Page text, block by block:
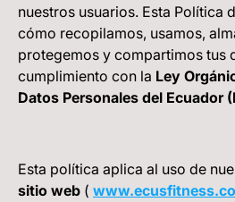
nuestros usuarios. Esta Política
cómo recopilamos, usamos,
protegemos y compartimos tus
cumplimiento con la Ley
Datos Personales del Ecuador
Esta política aplica al uso de
sitio web (